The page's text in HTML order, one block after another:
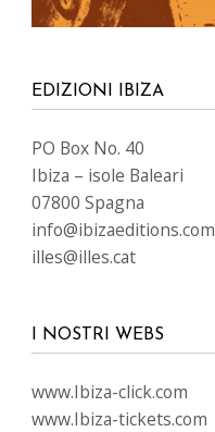
EDIZIONI IBIZA
PO Box No. 40
Ibiza – isole Baleari
07800 Spagna
info@ibizaeditions.com
illes@illes.cat
I NOSTRI WEBS
www.Ibiza-click.com
www.Ibiza-tickets.com